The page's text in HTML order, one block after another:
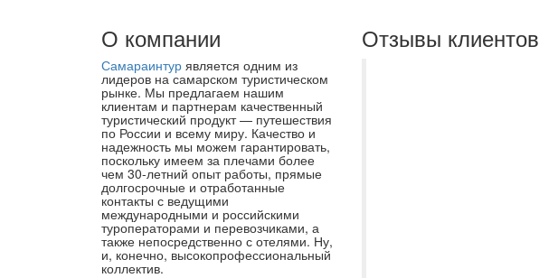
О компании
Самараинтур является одним из
лидеров на самарском туристическом
рынке. Мы предлагаем нашим
клиентам и партнерам качественный
туристический продукт — путешествия
по России и всему миру. Качество и
надежность мы можем гарантировать,
поскольку имеем за плечами более
чем 30-летний опыт работы, прямые
долгосрочные и отработанные
контакты с ведущими
международными и российскими
туроператорами и перевозчиками, а
также непосредственно с отелями. Ну,
и, конечно, высокопрофессиональный
коллектив.
Отзывы клиентов